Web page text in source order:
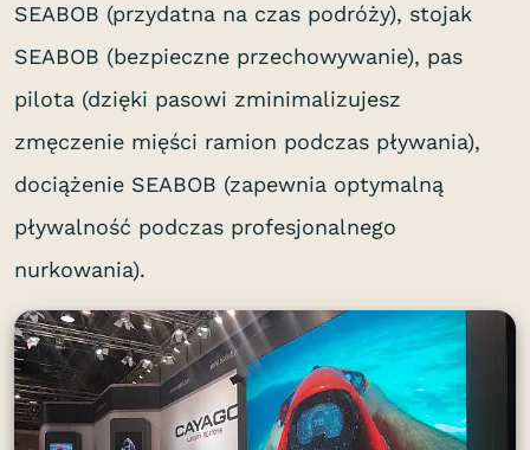
SEABOB (przydatna na czas podróży), stojak
SEABOB (bezpieczne przechowywanie), pas
pilota (dzięki pasowi zminimalizujesz
zmęczenie mięści ramion podczas pływania),
dociążenie SEABOB (zapewnia optymalną
pływalność podczas profesjonalnego
nurkowania).